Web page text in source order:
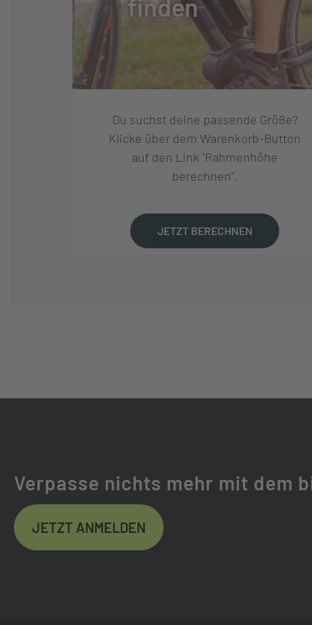
FEDERUNG: LUFTGEFEDERT
DÄMPFER:
FOX FLOAT X
TRAVEL
REIFEN:
MAXXIS
2.4 WT 3C
WTB ST I30
NABEN VORNE: NOVATEC
finden
Du suchst deine passende Größe?
Klicke über dem Warenkorb-Button
auf den Link "Rahmenhöhe
berechnen".
JETZT BERECHNEN
Verpasse nichts mehr mit dem
JETZT ANMELDEN